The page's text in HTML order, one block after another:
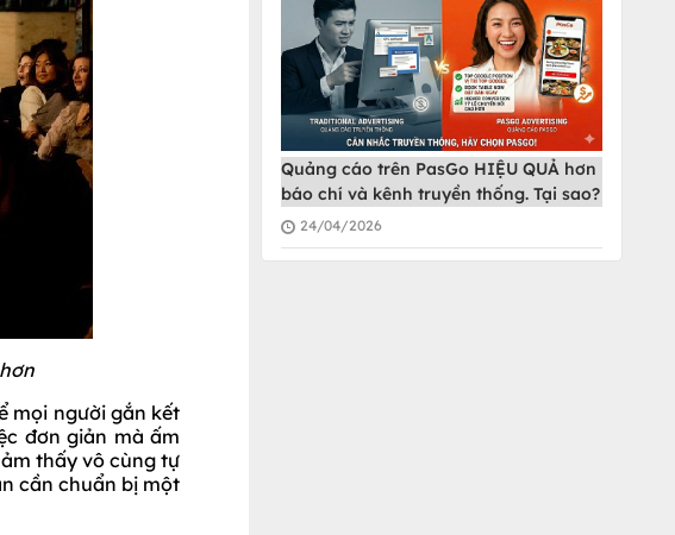
mọi người gắn kết
đơn giản mà ấm
thấy vô cùng tự
cần chuẩn bị một
Quảng cáo trên PasGo HIỆU QUẢ hơn
báo chí và kênh truyền thống. Tại sao?
24/04/2026